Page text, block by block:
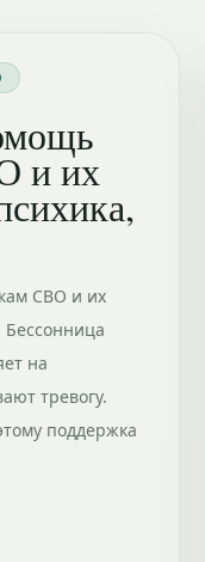
и их
СВО и их
Бессонница
на
тревогу.
поддержка